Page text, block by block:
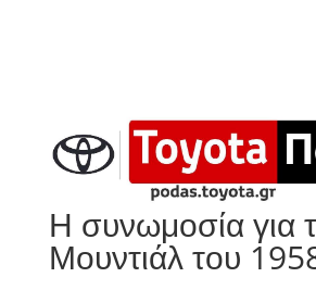
Η συνωμοσία για
Μουντιάλ του